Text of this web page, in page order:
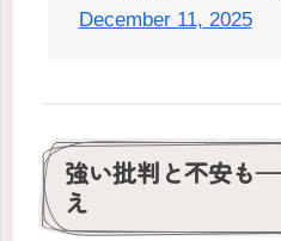
December 11, 2025
強い批判と不安も
え